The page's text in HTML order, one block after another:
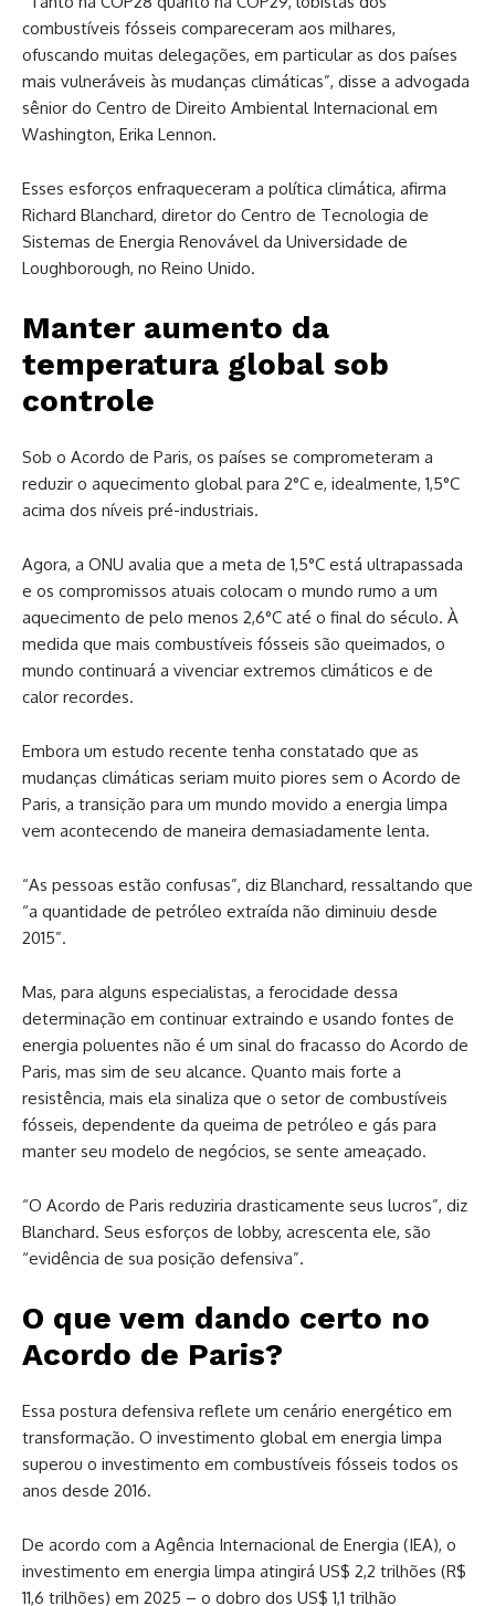
combustíveis fósseis compareceram aos milhares,
ofuscando muitas delegações, em particular as dos países
mais vulneráveis às mudanças climáticas”, disse a advogada
sênior do Centro de Direito Ambiental Internacional em
Washington, Erika Lennon.
Esses esforços enfraqueceram a política climática, afirma
Richard Blanchard, diretor do Centro de Tecnologia de
Sistemas de Energia Renovável da Universidade de
Loughborough, no Reino Unido.
Manter aumento da
temperatura global sob
controle
Sob o Acordo de Paris, os países se comprometeram a
reduzir o aquecimento global para 2°C e, idealmente, 1,5°C
acima dos níveis pré-industriais.
Agora, a ONU avalia que a meta de 1,5°C está ultrapassada
e os compromissos atuais colocam o mundo rumo a um
aquecimento de pelo menos 2,6°C até o final do século. À
medida que mais combustíveis fósseis são queimados, o
mundo continuará a vivenciar extremos climáticos e de
calor recordes.
Embora um estudo recente tenha constatado que as
mudanças climáticas seriam muito piores sem o Acordo de
Paris, a transição para um mundo movido a energia limpa
vem acontecendo de maneira demasiadamente lenta.
“As pessoas estão confusas”, diz Blanchard, ressaltando que
“a quantidade de petróleo extraída não diminuiu desde
2015”.
Mas, para alguns especialistas, a ferocidade dessa
determinação em continuar extraindo e usando fontes de
energia poluentes não é um sinal do fracasso do Acordo de
Paris, mas sim de seu alcance. Quanto mais forte a
resistência, mais ela sinaliza que o setor de combustíveis
fósseis, dependente da queima de petróleo e gás para
manter seu modelo de negócios, se sente ameaçado.
“O Acordo de Paris reduziria drasticamente seus lucros”, diz
Blanchard. Seus esforços de lobby, acrescenta ele, são
“evidência de sua posição defensiva”.
O que vem dando certo no
Acordo de Paris?
Essa postura defensiva reflete um cenário energético em
transformação. O investimento global em energia limpa
superou o investimento em combustíveis fósseis todos os
anos desde 2016.
De acordo com a Agência Internacional de Energia (IEA), o
investimento em energia limpa atingirá US$ 2,2 trilhões (R$
11,6 trilhões) em 2025 – o dobro dos US$ 1,1 trilhão